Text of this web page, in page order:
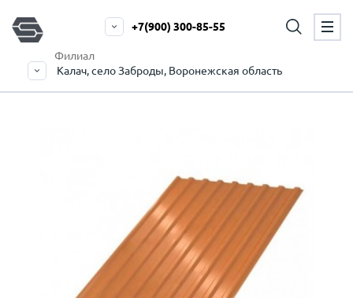
Филиал
Калач, село Заброды, Воронежская область
+7(900) 300-85-55